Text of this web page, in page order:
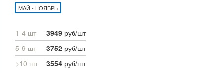
МАЙ - НОЯБРЬ
1-4 шт 3949 руб/шт
5-9 шт
3752 руб/шт
>10 шт
3554 руб/шт